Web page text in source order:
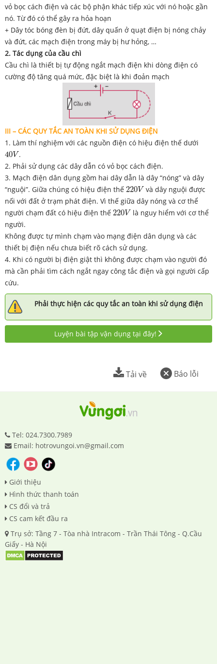
vỏ bọc cách điện và các bộ phận khác tiếp xúc với nó hoặc gần
nó. Từ đó có thể gây ra hỏa hoạn
+ Dây tóc bóng đèn bị đứt, dây quấn ở quạt điện bị nóng chảy
và đứt, các mạch điện trong máy bị hư hỏng, …
2. Tác dụng của cầu chì
Cầu chì là thiết bị tự động ngắt mạch điện khi dòng điện có
cường độ tăng quá mức, đặc biệt là khi đoản mạch
III – CÁC QUY TẮC AN TOÀN KHI SỬ DỤNG ĐIỆN
1. Làm thí nghiệm với các nguồn điện có hiệu điện thế dưới
40V
40V.
2. Phải sử dụng các dây dẫn có vỏ bọc cách điện.
3. Mạch điện dân dụng gồm hai dây dẫn là dây “nóng” và dây
“nguội”. Giữa chúng có hiệu điện thế 220V
220V và dây nguội được
nối với đất ở trạm phát điện. Vì thế giữa dây nóng và cơ thể
người chạm đất có hiệu điện thế 220V
220V là nguy hiểm với cơ thể
người.
Không được tự mình chạm vào mạng điện dân dụng và các
thiết bị điện nếu chưa biết rõ cách sử dụng.
4. Khi có người bị điện giật thì không được chạm vào người đó
mà cần phải tìm cách ngắt ngay công tắc điện và gọi người cấp
cứu.
Phải thực hiện các quy tắc an toàn khi sử dụng điện
Luyện bài tập vận dụng tại đây!
Báo lỗi
Tải về
Tel: 024.7300.7989
Email: hotrovungoi.vn@gmail.com
Giới thiệu
Hình thức thanh toán
CS đổi và trả
CS cam kết đầu ra
Trụ sở: Tầng 7 - Tòa nhà Intracom - Trần Thái Tông - Q.Cầu
Giấy - Hà Nội